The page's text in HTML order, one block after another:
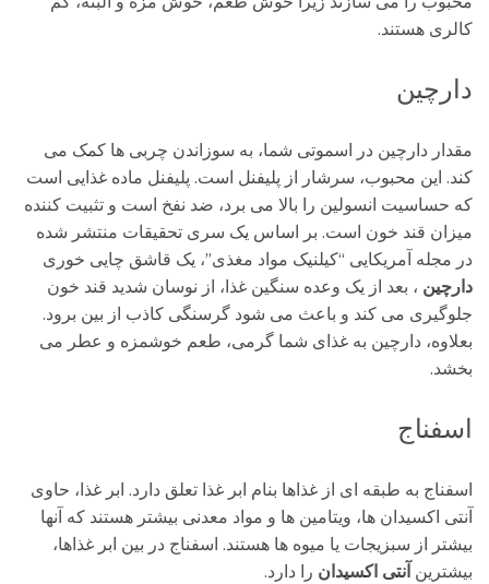
کالری هستند.
دارچین
مقدار دارچین در اسموتی شما، به سوزاندن چربی ها کمک می
کند. این محبوب، سرشار از پلیفنل است. پلیفنل ماده غذایی است
که حساسیت انسولین را بالا می برد، ضد نفخ است و تثبیت کننده
میزان قند خون است. بر اساس یک سری تحقیقات منتشر شده
در مجله آمریکایی “کیلنیک مواد مغذی”، یک قاشق چایی خوری
دارچین ، بعد از یک وعده سنگین غذا، از نوسان شدید قند خون
جلوگیری می کند و باعث می شود گرسنگی کاذب از بین برود.
بعلاوه، دارچین به غذای شما گرمی، طعم خوشمزه و عطر می
بخشد.
اسفناج
اسفناج به طبقه ای از غذاها بنام ابر غذا تعلق دارد. ابر غذا، حاوی
آنتی اکسیدان ها، ویتامین ها و مواد معدنی بیشتر هستند که آنها
بیشتر از سبزیجات یا میوه ها هستند. اسفناج در بین ابر غذاها،
بیشترین آنتی اکسیدان را دارد.